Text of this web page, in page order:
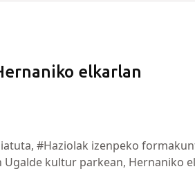
elkarlan
#Haziolak izenpeko
kultur parkean, Hernaniko